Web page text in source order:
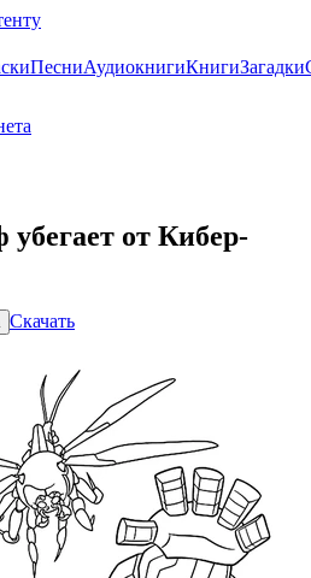
ПесниАудиокнигиКнигиЗагадки
от Кибер-
Скачать